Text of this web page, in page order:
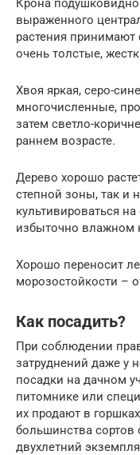
Крона
выраженного
растения
очень толстые,
Хвоя яркая, серо-
многочисленные,
затем светло-
раннем возрасте.
Дерево хорошо
степной зоны, так и
культивироваться
избыточно влажном
Хорошо переносит
морозостойкости –
Как посадить?
При соблюдении
затруднений даже у
посадки на дачном
питомнике или
их продают в
большинства
двухлетний